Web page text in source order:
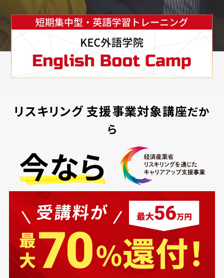
リスキリング支援事業対象講座だか
ら